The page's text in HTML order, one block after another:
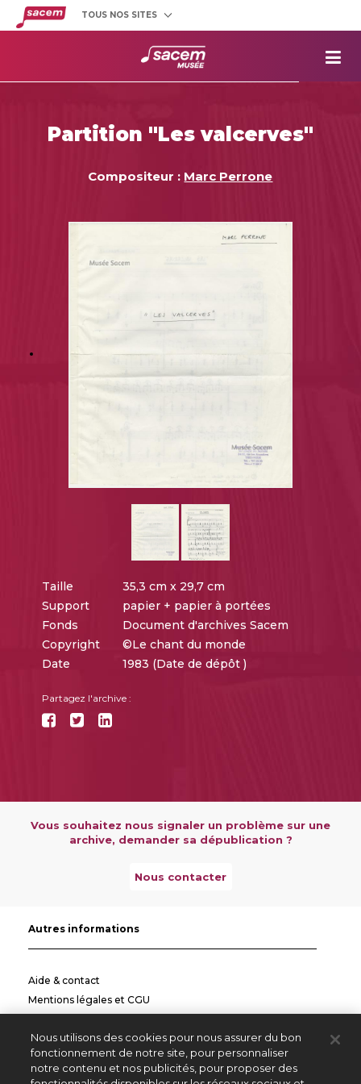
TOUS NOS SITES
des œuvres
Partition "Les valcerves"
Compositeur : Marc Perrone
Taille
35,3 cm x 29,7 cm
Support
papier + papier à portées
Fonds
Document d'archives Sacem
Copyright
©Le chant du monde
Date
1983 (Date de dépôt )
Partagez l'archive :
Vous souhaitez nous signaler un problème sur une
archive, demander sa dépublication ?
Nous contacter
Autres informations
Aide & contact
Mentions légales et CGU
Informations pratiques
Autres sites
Nous utilisons des cookies pour nous assurer du bon
fonctionnement de notre site, pour personnaliser
notre contenu et nos publicités, pour proposer des